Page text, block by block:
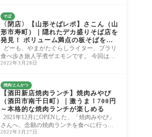
そば
〈閉店〉【山形そばレポ】さこん（山
形市寿町）｜隠れたデカ盛りそば店を
発見！ ボリューム満点の板そばを喰
らいました。
どーも、やまがたぐらしライター、ブラリ
食べ歩き旅人芋煮ザエモンです。 今回は山
形市寿町にあります蕎麦店、「さこん」さ
2022年3月28日
焼肉/とんかつ
【酒田新店焼肉ランチ】焼肉みやび
（酒田市南千日町）｜激うま！700円
～本格的な焼肉ランチが楽しめる
2021年12月にOPENした、「焼肉みやび」
さんへ、念願の焼肉ランチを食べに行って
きました。 700円〜のリーズナブルなメニュ
2022年3月27日